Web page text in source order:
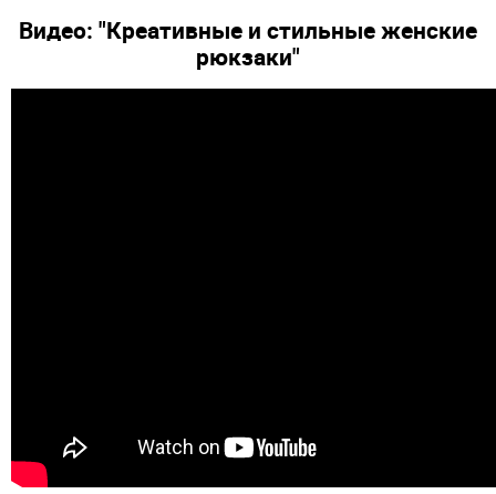
Видео: "Креативные и стильные женские
рюкзаки"